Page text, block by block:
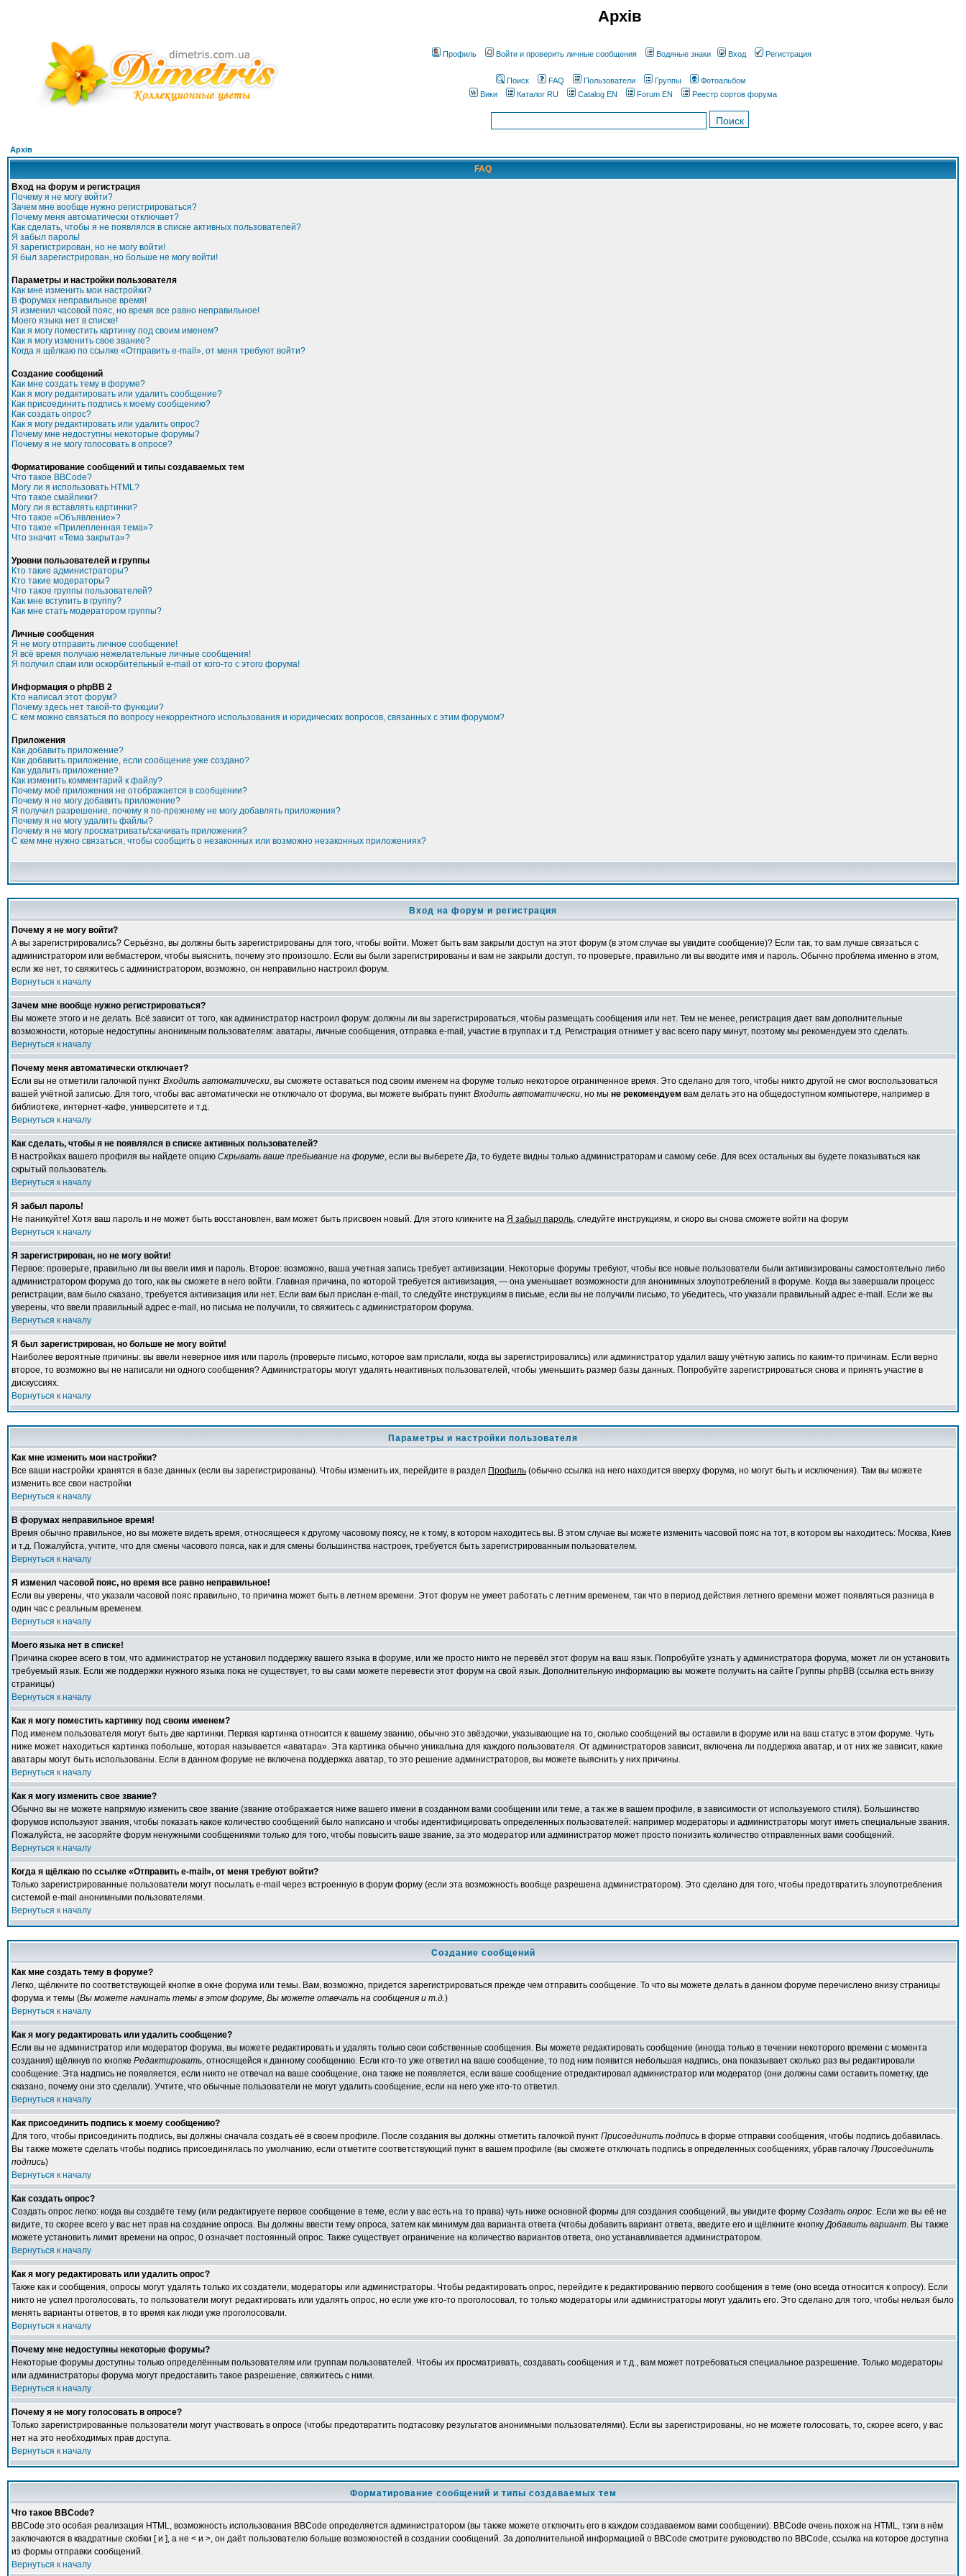
Архів
Профиль Войти и проверить личные сообщения Водяные знаки Вход Регистрация
Поиск FAQ Пользователи Группы
Фотоальбом
Вики
Каталог RU Catalog EN Forum EN Реестр сортов форума
Архів
FAQ
Вход на форум и регистрация
Почему я не могу войти?
Зачем мне вообще нужно регистрироваться?
Почему меня автоматически отключает?
Как сделать, чтобы я не появлялся в списке активных пользователей?
Я забыл пароль!
Я зарегистрирован, но не могу войти!
Я был зарегистрирован, но больше не могу войти!
Параметры и настройки пользователя
Как мне изменить мои настройки?
В форумах неправильное время!
Я изменил часовой пояс, но время все равно неправильное!
Моего языка нет в списке!
Как я могу поместить картинку под своим именем?
Как я могу изменить свое звание?
Когда я щёлкаю по ссылке «Отправить e-mail», от меня требуют войти?
Создание сообщений
Как мне создать тему в форуме?
Как я могу редактировать или удалить сообщение?
Как присоединить подпись к моему сообщению?
Как создать опрос?
Как я могу редактировать или удалить опрос?
Почему мне недоступны некоторые форумы?
Почему я не могу голосовать в опросе?
Форматирование сообщений и типы создаваемых тем
Что такое BBCode?
Могу ли я использовать HTML?
Что такое смайлики?
Могу ли я вставлять картинки?
Что такое «Объявление»?
Что такое «Прилепленная тема»?
Что значит «Тема закрыта»?
Уровни пользователей и группы
Кто такие администраторы?
Кто такие модераторы?
Что такое группы пользователей?
Как мне вступить в группу?
Как мне стать модератором группы?
Личные сообщения
Я не могу отправить личное сообщение!
Я всё время получаю нежелательные личные сообщения!
Я получил спам или оскорбительный e-mail от кого-то с этого форума!
Информация о phpBB 2
Кто написал этот форум?
Почему здесь нет такой-то функции?
С кем можно связаться по вопросу некорректного использования и юридических вопросов, связанных с этим форумом?
Приложения
Как добавить приложение?
Как добавить приложение, если сообщение уже создано?
Как удалить приложение?
Как изменить комментарий к файлу?
Почему моё приложения не отображается в сообщении?
Почему я не могу добавить приложение?
Я получил разрешение, почему я по-прежнему не могу добавлять приложения?
Почему я не могу удалить файлы?
Почему я не могу просматривать/скачивать приложения?
С кем мне нужно связаться, чтобы сообщить о незаконных или возможно незаконных приложениях?
Вход на форум и регистрация
Почему я не могу войти?
А вы зарегистрировались? Серьёзно, вы должны быть зарегистрированы для того, чтобы войти. Может быть вам закрыли доступ на этот форум (в этом случае вы увидите сообщение)? Если так, то вам лучше связаться с
администратором или вебмастером, чтобы выяснить, почему это произошло. Если вы были зарегистрированы и вам не закрыли доступ, то проверьте, правильно ли вы вводите имя и пароль. Обычно проблема именно в этом,
если же нет, то свяжитесь с администратором, возможно, он неправильно настроил форум.
Вернуться к началу
Зачем мне вообще нужно регистрироваться?
Вы можете этого и не делать. Всё зависит от того, как администратор настроил форум: должны ли вы зарегистрироваться, чтобы размещать сообщения или нет. Тем не менее, регистрация дает вам дополнительные
возможности, которые недоступны анонимным пользователям: аватары, личные сообщения, отправка e-mail, участие в группах и т.д. Регистрация отнимет у вас всего пару минут, поэтому мы рекомендуем это сделать.
Вернуться к началу
Почему меня автоматически отключает?
Если вы не отметили галочкой пункт Входить автоматически, вы сможете оставаться под своим именем на форуме только некоторое ограниченное время. Это сделано для того, чтобы никто другой не смог воспользоваться
вашей учётной записью. Для того, чтобы вас автоматически не отключало от форума, вы можете выбрать пункт Входить автоматически, но мы не рекомендуем вам делать это на общедоступном компьютере, например в
библиотеке, интернет-кафе, университете и т.д.
Вернуться к началу
Как сделать, чтобы я не появлялся в списке активных пользователей?
В настройках вашего профиля вы найдете опцию Скрывать ваше пребывание на форуме, если вы выберетеДа, то будете видны только администраторам и самому себе. Для всех остальных вы будете показываться как
скрытый пользователь.
Вернуться к началу
Я забыл пароль!
Не паникуйте! Хотя ваш пароль и не может быть восстановлен, вам может быть присвоен новый. Для этого кликните на Я забыл пароль, следуйте инструкциям, и скоро вы снова сможете войти на форум
Вернуться к началу
Я зарегистрирован, но не могу войти!
Первое: проверьте, правильно ли вы ввели имя и пароль. Второе: возможно, ваша учетная запись требует активизации. Некоторые форумы требуют, чтобы все новые пользователи были активизированы самостоятельно либо
администратором форума до того, как вы сможете в него войти. Главная причина, по которой требуется активизация, — она уменьшает возможности для анонимных злоупотреблений в форуме. Когда вы завершали процесс
регистрации, вам было сказано, требуется активизация или нет. Если вам был прислан e-mail, то следуйте инструкциям в письме, если вы не получили письмо, то убедитесь, что указали правильный адрес e-mail. Если же вы
уверены, что ввели правильный адрес e-mail, но письма не получили, то свяжитесь с администратором форума.
Вернуться к началу
Я был зарегистрирован, но больше не могу войти!
Наиболее вероятные причины: вы ввели неверное имя или пароль (проверьте письмо, которое вам прислали, когда вы зарегистрировались) или администратор удалил вашу учётную запись по каким-то причинам. Если верно
второе, то возможно вы не написали ни одного сообщения? Администраторы могут удалять неактивных пользователей, чтобы уменьшить размер базы данных. Попробуйте зарегистрироваться снова и принять участие в
дискуссиях.
Вернуться к началу
Параметры и настройки пользователя
Как мне изменить мои настройки?
Все ваши настройки хранятся в базе данных (если вы зарегистрированы). Чтобы изменить их, перейдите в раздел Профиль (обычно ссылка на него находится вверху форума, но могут быть и исключения). Там вы можете
изменить все свои настройки
Вернуться к началу
В форумах неправильное время!
Время обычно правильное, но вы можете видеть время, относящееся к другому часовому поясу, не к тому, в котором находитесь вы. В этом случае вы можете изменить часовой пояс на тот, в котором вы находитесь: Москва, Киев
и т.д. Пожалуйста, учтите, что для смены часового пояса, как и для смены большинства настроек, требуется быть зарегистрированным пользователем.
Вернуться к началу
Я изменил часовой пояс, но время все равно неправильное!
Если вы уверены, что указали часовой пояс правильно, то причина может быть в летнем времени. Этот форум не умеет работать с летним временем, так что в период действия летнего времени может появляться разница в
один час с реальным временем.
Вернуться к началу
Моего языка нет в списке!
Причина скорее всего в том, что администратор не установил поддержку вашего языка в форуме, или же просто никто не перевёл этот форум на ваш язык. Попробуйте узнать у администратора форума, может ли он установить
требуемый язык. Если же поддержки нужного языка пока не существует, то вы сами можете перевести этот форум на свой язык. Дополнительную информацию вы можете получить на сайте Группы phpBB (ссылка есть внизу
страницы)
Вернуться к началу
Как я могу поместить картинку под своим именем?
Под именем пользователя могут быть две картинки. Первая картинка относится к вашему званию, обычно это звёздочки, указывающие на то, сколько сообщений вы оставили в форуме или на ваш статус в этом форуме. Чуть
ниже может находиться картинка побольше, которая называется «аватара». Эта картинка обычно уникальна для каждого пользователя. От администраторов зависит, включена ли поддержка аватар, и от них же зависит, какие
аватары могут быть использованы. Если в данном форуме не включена поддержка аватар, то это решение администраторов, вы можете выяснить у них причины.
Вернуться к началу
Как я могу изменить свое звание?
Обычно вы не можете напрямую изменить свое звание (звание отображается ниже вашего имени в созданном вами сообщении или теме, а так же в вашем профиле, в зависимости от используемого стиля). Большинство
форумов используют звания, чтобы показать какое количество сообщений было написано и чтобы идентифицировать определенных пользователей: например модераторы и администраторы могут иметь специальные звания.
Пожалуйста, не засоряйте форум ненужными сообщениями только для того, чтобы повысить ваше звание, за это модератор или администратор может просто понизить количество отправленных вами сообщений.
Вернуться к началу
Когда я щёлкаю по ссылке «Отправить e-mail», от меня требуют войти?
Только зарегистрированные пользователи могут посылать e-mail через встроенную в форум форму (если эта возможность вообще разрешена администратором). Это сделано для того, чтобы предотвратить злоупотребления
системой e-mail анонимными пользователями.
Вернуться к началу
Создание сообщений
Как мне создать тему в форуме?
Легко, щёлкните по соответствующей кнопке в окне форума или темы. Вам, возможно, придется зарегистрироваться прежде чем отправить сообщение. То что вы можете делать в данном форуме перечислено внизу страницы
форума и темы (Вы можете начинать темы в этом форуме, Вы можете отвечать на сообщения и т.д.)
Вернуться к началу
Как я могу редактировать или удалить сообщение?
Если вы не администратор или модератор форума, вы можете редактировать и удалять только свои собственные сообщения. Вы можете редактировать сообщение (иногда только в течении некоторого времени с момента
создания) щёлкнув по кнопке Редактировать, относящейся к данному сообщению. Если кто-то уже ответил на ваше сообщение, то под ним появится небольшая надпись, она показывает сколько раз вы редактировали
сообщение. Эта надпись не появляется, если никто не отвечал на ваше сообщение, она также не появляется, если ваше сообщение отредактировал администратор или модератор (они должны сами оставить пометку, где
сказано, почему они это сделали). Учтите, что обычные пользователи не могут удалить сообщение, если на него уже кто-то ответил.
Вернуться к началу
Как присоединить подпись к моему сообщению?
Для того, чтобы присоединить подпись, вы должны сначала создать её в своем профиле. После создания вы должны отметить галочкой пункт Присоединить подпись в форме отправки сообщения, чтобы подпись добавилась.
Вы также можете сделать чтобы подпись присоединялась по умолчанию, если отметите соответствующий пункт в вашем профиле (вы сможете отключать подпись в определенных сообщениях, убрав галочку Присоединить
подпись)
Вернуться к началу
Как создать опрос?
Создать опрос легко: когда вы создаёте тему (или редактируете первое сообщение в теме, если у вас есть на то права) чуть ниже основной формы для создания сообщений, вы увидите форму Создать опрос. Если же вы её не
видите, то скорее всего у вас нет прав на создание опроса. Вы должны ввести тему опроса, затем как минимум два варианта ответа (чтобы добавить вариант ответа, введите его и щёлкните кнопкуДобавить вариант. Вы также
можете установить лимит времени на опрос, 0 означает постоянный опрос. Также существует ограничение на количество вариантов ответа, оно устанавливается администратором.
Вернуться к началу
Как я могу редактировать или удалить опрос?
Также как и сообщения, опросы могут удалять только их создатели, модераторы или администраторы. Чтобы редактировать опрос, перейдите к редактированию первого сообщения в теме (оно всегда относится к опросу). Если
никто не успел проголосовать, то пользователи могут редактировать или удалять опрос, но если уже кто-то проголосовал, то только модераторы или администраторы могут удалить его. Это сделано для того, чтобы нельзя было
менять варианты ответов, в то время как люди уже проголосовали.
Вернуться к началу
Почему мне недоступны некоторые форумы?
Некоторые форумы доступны только определённым пользователям или группам пользователей. Чтобы их просматривать, создавать сообщения и т.д., вам может потребоваться специальное разрешение. Только модераторы
или администраторы форума могут предоставить такое разрешение, свяжитесь с ними.
Вернуться к началу
Почему я не могу голосовать в опросе?
Только зарегистрированные пользователи могут участвовать в опросе (чтобы предотвратить подтасовку результатов анонимными пользователями). Если вы зарегистрированы, но не можете голосовать, то, скорее всего, у вас
нет на это необходимых прав доступа.
Вернуться к началу
Форматирование сообщений и типы создаваемых тем
Что такое BBCode?
BBCode это особая реализация HTML, возможность использования BBCode определяется администратором (вы также можете отключить его в каждом создаваемом вами сообщении). BBCode очень похож на HTML, тэги в нём
заключаются в квадратные скобки [ и ], а не < и >, он даёт пользователю больше возможностей в создании сообщений. За дополнительной информацией о BBCode смотрите руководство по BBCode, ссылка на которое доступна
из формы отправки сообщений.
Вернуться к началу